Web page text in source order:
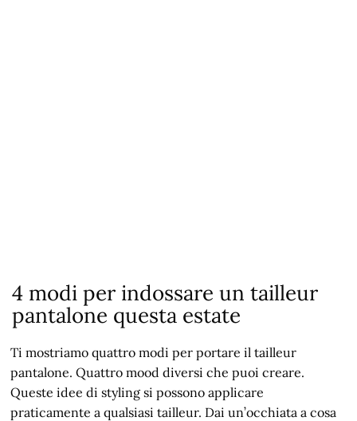
4 modi per indossare un tailleur
pantalone questa estate
Ti mostriamo quattro modi per portare il tailleur
pantalone. Quattro mood diversi che puoi creare.
Queste idee di styling si possono applicare
praticamente a qualsiasi tailleur. Dai un’occhiata a cosa